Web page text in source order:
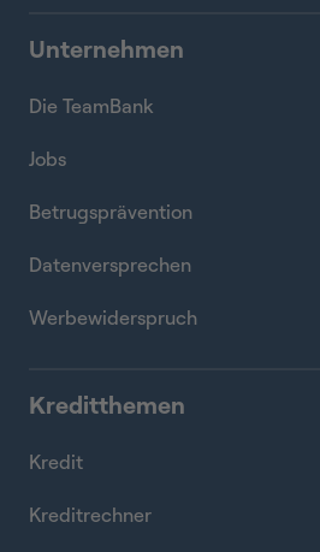
Unternehmen
Die TeamBank
Jobs
Betrugsprävention
Datenversprechen
Werbewiderspruch
Kreditthemen
Kredit
Kreditrechner